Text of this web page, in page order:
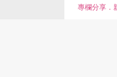
專欄分享．